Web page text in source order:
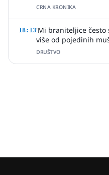
CRNA KRONIKA
18:13'Mi braniteljice često
više od pojedinih
DRUŠTVO